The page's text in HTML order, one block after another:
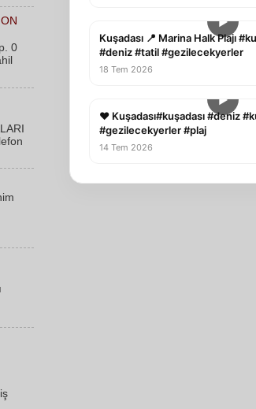
0
▶
Kuşadası 📍 Marina Halk Plajı
#deniz #tatil #gezilecekyerler
18 Tem 2026
▶
❤️ Kuşadası#kuşadası #deniz
#gezilecekyerler #plaj
14 Tem 2026